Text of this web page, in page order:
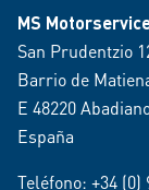
MS
San Prudentzio
Barrio de
E 48220
España
Teléfono: +34 (0)